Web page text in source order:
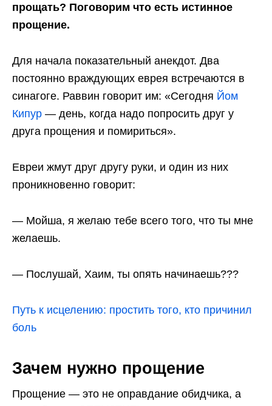
прощать? Поговорим что есть истинное
прощение.
Для начала показательный анекдот. Два
постоянно враждующих еврея встречаются в
синагоге. Раввин говорит им: «Сегодня Йом
Кипур — день, когда надо попросить друг у
друга прощения и помириться».
Евреи жмут друг другу руки, и один из них
проникновенно говорит:
— Мойша, я желаю тебе всего того, что ты мне
желаешь.
— Послушай, Хаим, ты опять начинаешь???
Путь к исцелению: простить того, кто причинил
боль
Зачем нужно прощение
Прощение — это не оправдание обидчика, а